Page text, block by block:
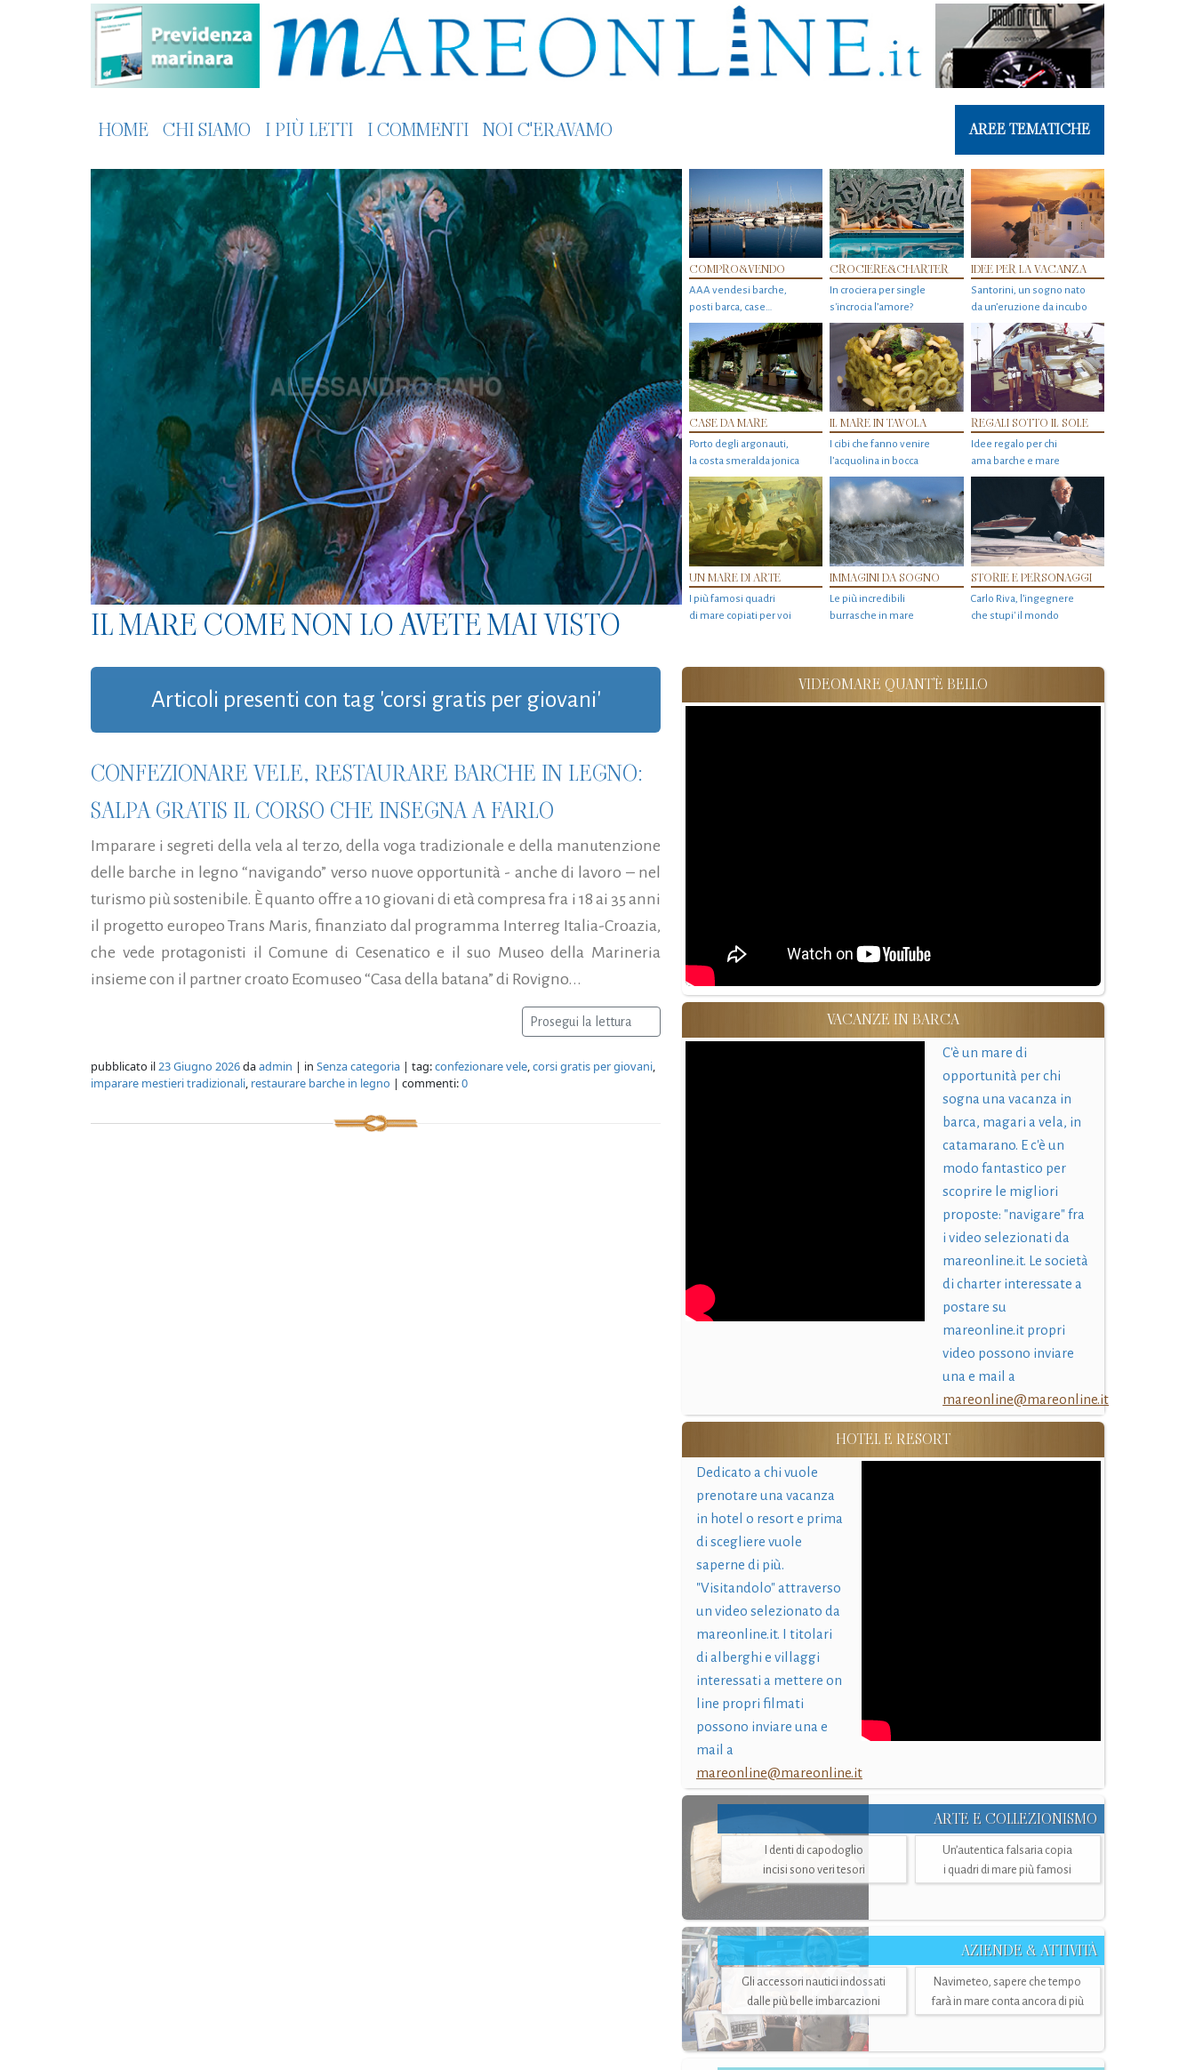
HOME CHI SIAMO I PIÙ LETTI I COMMENTI NOI C'ERAVAMO AREE TEMATICHE
IL MARE COME NON LO AVETE MAI VISTO
COMPRO&VENDO
AAA vendesi barche,
posti barca, case…
CROCIERE&CHARTER
In crociera per single
s'incrocia l’amore?
IDEE PER LA VACANZA
Santorini, un sogno nato
da un’eruzione da incubo
CASE DA MARE
Porto degli argonauti,
la costa smeralda jonica
IL MARE IN TAVOLA
I cibi che fanno venire
l’acquolina in bocca
REGALI SOTTO IL SOLE
Idee regalo per chi
ama barche e mare
UN MARE DI ARTE
I più famosi quadri
di mare copiati per voi
IMMAGINI DA SOGNO
Le più incredibili
burrasche in mare
STORIE E PERSONAGGI
Carlo Riva, l’ingegnere
che stupi' il mondo
Articoli presenti con tag 'corsi gratis per giovani'
CONFEZIONARE VELE, RESTAURARE BARCHE IN LEGNO:
SALPA GRATIS IL CORSO CHE INSEGNA A FARLO
Imparare i segreti della vela al terzo, della voga tradizionale e della manutenzione
delle barche in legno “navigando” verso nuove opportunità - anche di lavoro – nel
turismo più sostenibile. È quanto offre a 10 giovani di età compresa fra i 18 ai 35 anni
il progetto europeo Trans Maris, finanziato dal programma Interreg Italia-Croazia,
che vede protagonisti il Comune di Cesenatico e il suo Museo della Marineria
insieme con il partner croato Ecomuseo “Casa della batana” di Rovigno...
Prosegui la lettura
pubblicato il23 Giugno 2026daadmin | in Senza categoria | tag:confezionare vele,corsi gratis per giovani,
imparare mestieri tradizionali, restaurare barche in legno | commenti:0
VIDEOMARE QUANT'È BELLO
VACANZE IN BARCA
C'è un mare di
opportunità per chi
sogna una vacanza in
barca, magari a vela, in
catamarano. E c'è un
modo fantastico per
scoprire le migliori
proposte: "navigare" fra
i video selezionati da
mareonline.it. Le società
di charter interessate a
postare su
mareonline.it propri
video possono inviare
una e mail a
mareonline@mareonline.it
HOTEL E RESORT
Dedicato a chi vuole
prenotare una vacanza
in hotel o resort e prima
di scegliere vuole
saperne di più.
"Visitandolo" attraverso
un video selezionato da
mareonline.it. I titolari
di alberghi e villaggi
interessati a mettere on
line propri filmati
possono inviare una e
mail a
mareonline@mareonline.it
ARTE E COLLEZIONISMO
I denti di capodoglio
incisi sono veri tesori
Un’autentica falsaria copia
i quadri di mare più famosi
AZIENDE & ATTIVITÀ
Gli accessori nautici indossati
dalle più belle imbarcazioni
Navimeteo, sapere che tempo
farà in mare conta ancora di più